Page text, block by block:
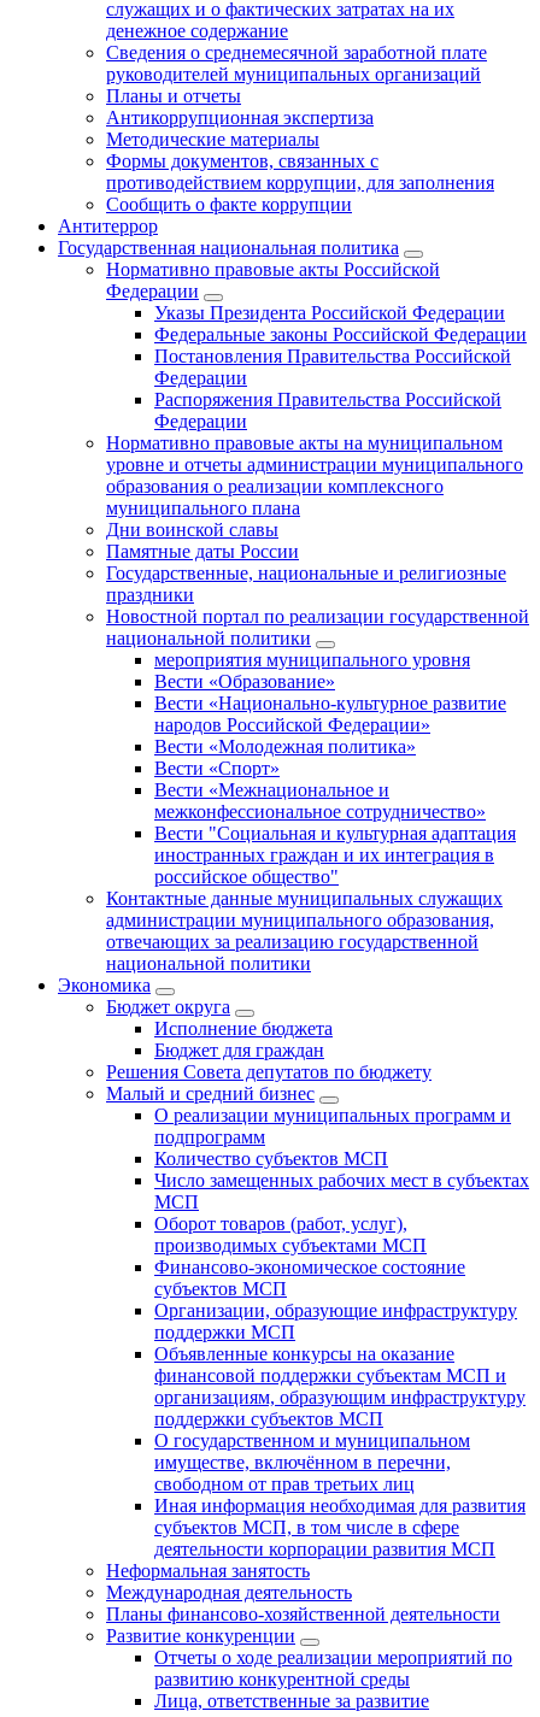
служащих и о фактических затратах на их
денежное содержание
Сведения о среднемесячной заработной плате
руководителей муниципальных организаций
Планы и отчеты
Антикоррупционная экспертиза
Методические материалы
Формы документов, связанных с
противодействием коррупции, для заполнения
Сообщить о факте коррупции
Антитеррор
Государственная национальная политика
Нормативно правовые акты Российской
Федерации
Указы Президента Российской Федерации
Федеральные законы Российской Федерации
Постановления Правительства Российской
Федерации
Распоряжения Правительства Российской
Федерации
Нормативно правовые акты на муниципальном
уровне и отчеты администрации муниципального
образования о реализации комплексного
муниципального плана
Дни воинской славы
Памятные даты России
Государственные, национальные и религиозные
праздники
Новостной портал по реализации государственной
национальной политики
мероприятия муниципального уровня
Вести «Образование»
Вести «Национально-культурное развитие
народов Российской Федерации»
Вести «Молодежная политика»
Вести «Спорт»
Вести «Межнациональное и
межконфессиональное сотрудничество»
Вести "Социальная и культурная адаптация
иностранных граждан и их интеграция в
российское общество"
Контактные данные муниципальных служащих
администрации муниципального образования,
отвечающих за реализацию государственной
национальной политики
Экономика
Бюджет округa
Исполнение бюджета
Бюджет для граждан
Решения Совета депутатов по бюджету
Малый и средний бизнес
О реализации муниципальных программ и
подпрограмм
Количество субъектов МСП
Число замещенных рабочих мест в субъектах
МСП
Оборот товаров (работ, услуг),
производимых субъектами МСП
Финансово-экономическое состояние
субъектов МСП
Организации, образующие инфраструктуру
поддержки МСП
Объявленные конкурсы на оказание
финансовой поддержки субъектам МСП и
организациям, образующим инфраструктуру
поддержки субъектов МСП
О государственном и муниципальном
имуществе, включённом в перечни,
свободном от прав третьих лиц
Иная информация необходимая для развития
субъектов МСП, в том числе в сфере
деятельности корпорации развития МСП
Неформальная занятость
Международная деятельность
Планы финансово-хозяйственной деятельности
Развитие конкуренции
Отчеты о ходе реализации мероприятий по
развитию конкурентной среды
Лица, ответственные за развитие